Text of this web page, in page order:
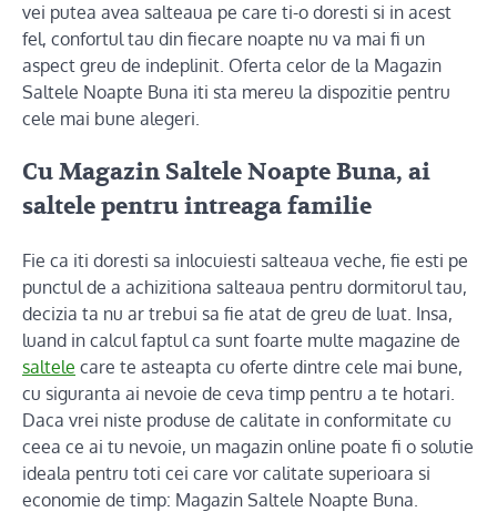
vei putea avea salteaua pe care ti-o doresti si in acest
fel, confortul tau din fiecare noapte nu va mai fi un
aspect greu de indeplinit. Oferta celor de la Magazin
Saltele Noapte Buna iti sta mereu la dispozitie pentru
cele mai bune alegeri.
Cu Magazin Saltele Noapte Buna, ai
saltele pentru intreaga familie
Fie ca iti doresti sa inlocuiesti salteaua veche, fie esti pe
punctul de a achizitiona salteaua pentru dormitorul tau,
decizia ta nu ar trebui sa fie atat de greu de luat. Insa,
luand in calcul faptul ca sunt foarte multe magazine de
saltele care te asteapta cu oferte dintre cele mai bune,
cu siguranta ai nevoie de ceva timp pentru a te hotari.
Daca vrei niste produse de calitate in conformitate cu
ceea ce ai tu nevoie, un magazin online poate fi o solutie
ideala pentru toti cei care vor calitate superioara si
economie de timp: Magazin Saltele Noapte Buna.